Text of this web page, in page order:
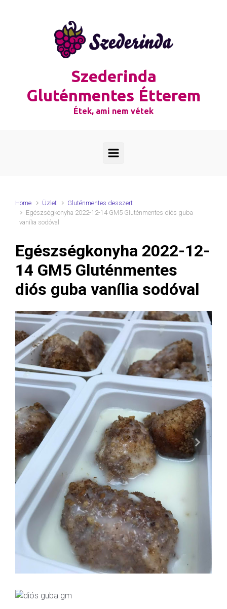
Szederinda
Gluténmentes Étterem
Étek, ami nem vétek
Home Üzlet
Gluténmentes desszert
Egészségkonyha 2022-12-14 GM5 Gluténmentes diós guba
vanília sodóval
Egészségkonyha 2022-12-
14 GM5 Gluténmentes
diós guba vanília sodóval
Next